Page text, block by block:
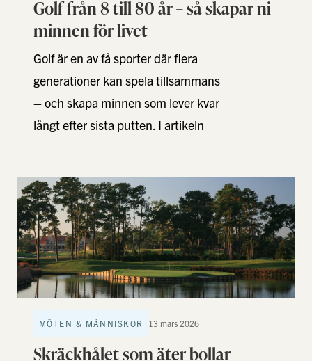
Golf från 8 till 80 år – så skapar ni
minnen för livet
Golf är en av få sporter där flera
generationer kan spela tillsammans
– och skapa minnen som lever kvar
långt efter sista putten. I artikeln
MÖTEN & MÄNNISKOR 13 mars 2026
Skräckhålet som äter bollar –